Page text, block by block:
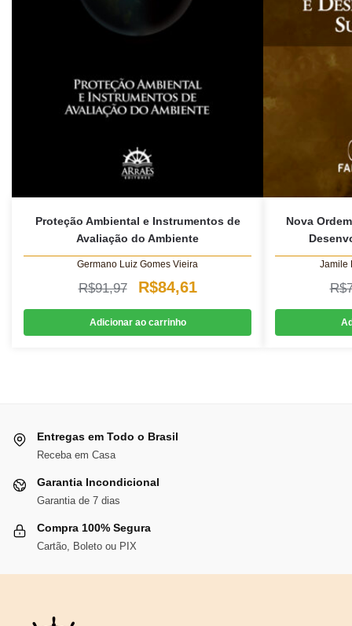
Proteção Ambiental e Instrumentos de
Avaliação do Ambiente
Germano Luiz Gomes Vieira
R$91,97
O
preço
original
R$84,61
preço
atual
Adicionar ao carrinho
Nova
Jamile
R$
Entregas em Todo o Brasil
Receba em Casa
Garantia Incondicional
Garantia de 7 dias
Compra 100% Segura
Cartão, Boleto ou PIX